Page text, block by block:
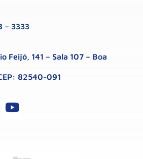
– 3333
Feijó, 141 – Sala 107 – Boa
82540-091